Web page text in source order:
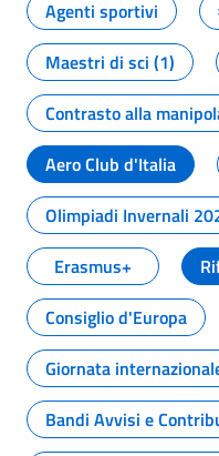
Agenti sportivi
Maestri di sci (1)
Contrasto alla
Aero Club d'Italia
Olimpiadi Invernali
Erasmus+
Consiglio d'Europa
Giornata
Bandi Avvisi e